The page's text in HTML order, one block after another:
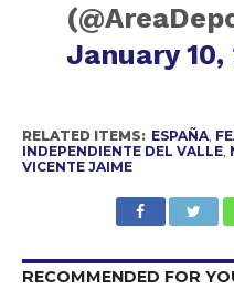
January 10,
RELATED ITEMS: ESPAÑA,
INDEPENDIENTE DEL VALLE,
VICENTE JAIME
RECOMMENDED FOR